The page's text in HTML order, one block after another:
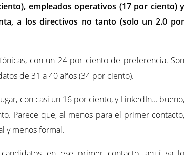
empleados operativos (17 por ciento) y
a los directivos no tanto (solo un 2.0 por
con un 24 por ciento de preferencia. Son
de 31 a 40 años (34 por ciento).
con casi un 16 por ciento, y LinkedIn… bueno,
Parece que, al menos para el primer contacto,
y menos formal.